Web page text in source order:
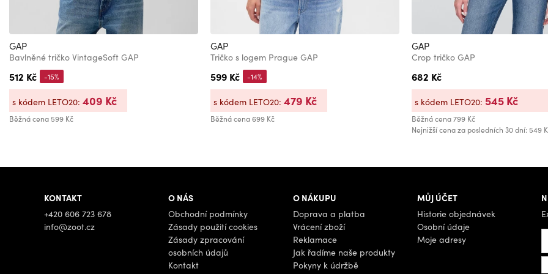
GAP
Bavlněné tričko VintageSoft GAP
512 Kč
Běžná cena599 Kč
-15%
s kódem LETO20: 409 Kč
GAP
Tričko s logem Prague GAP
599 Kč
Běžná cena699 Kč
-14%
s kódem LETO20: 479 Kč
GAP
Crop tričko GAP
682 Kč
Běžná cena799 Kč
Nejnižší cena za posledních 30 dní: 549
s kódem LETO20: 545 Kč
KONTAKT
+420 606 723 678
info@zoot.cz
O NÁS
Obchodní podmínky
Zásady použití cookies
Zásady zpracování
osobních údajů
Kontakt
O NÁKUPU
Doprava a platba
Vrácení zboží
Reklamace
Jak řadíme naše produkty
Pokyny k údržbě
MŮJ ÚČET
Historie objednávek
Osobní údaje
Moje adresy